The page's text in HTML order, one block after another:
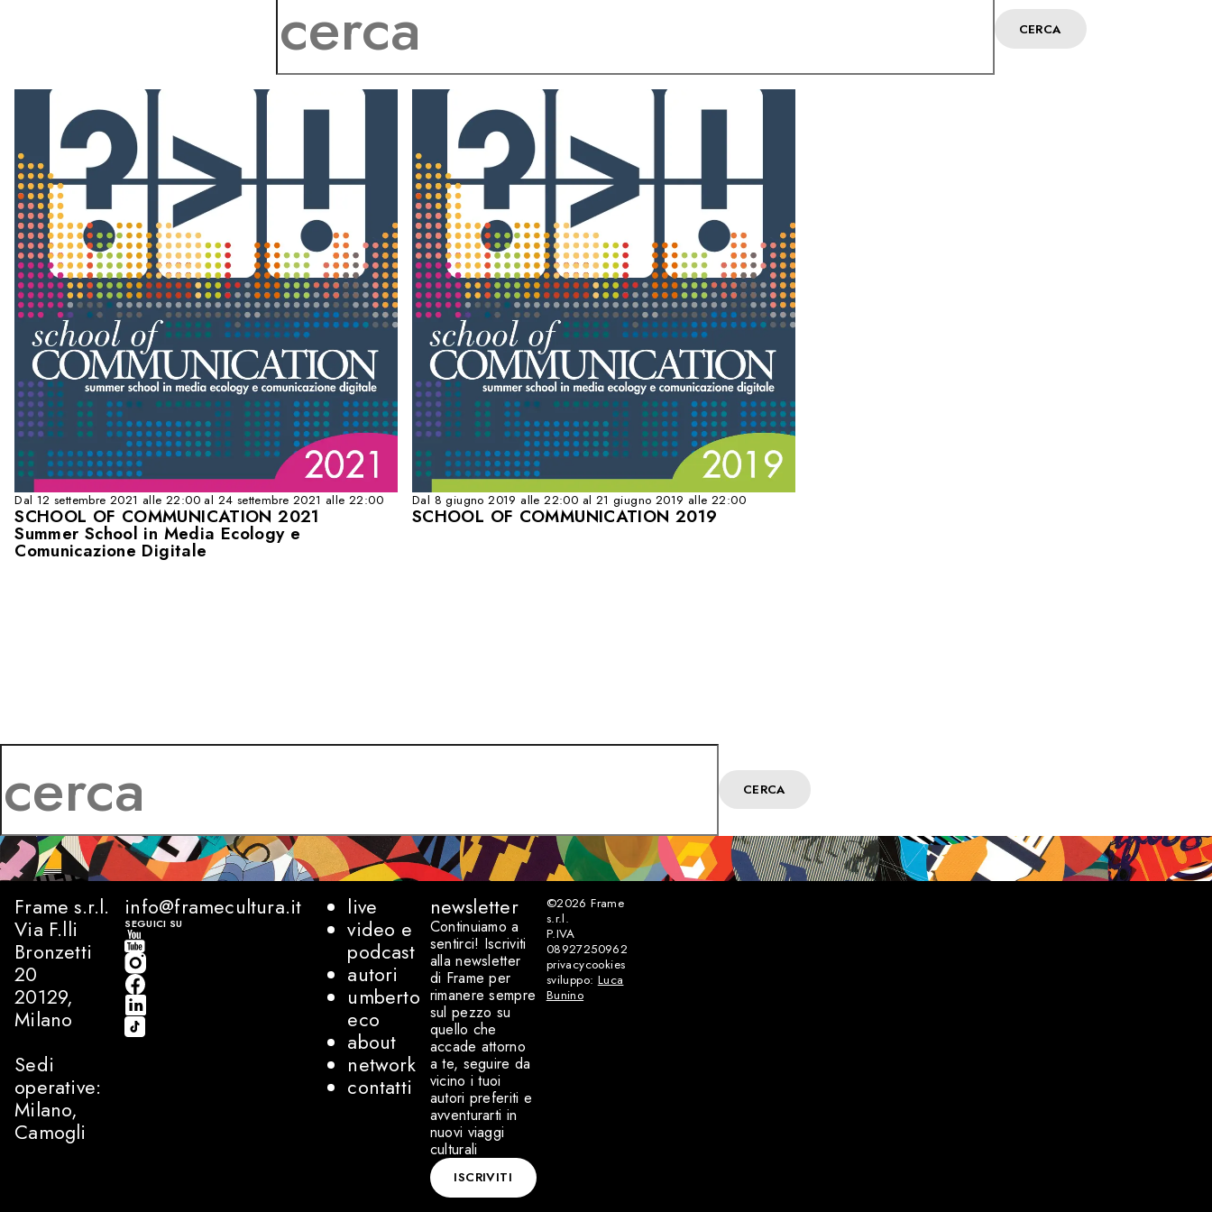
CERCA
Dal 12 settembre 2021 alle 22:00 al 24 settembre 2021 alle 22:00
SCHOOL OF COMMUNICATION 2021
Summer School in Media Ecology e
Comunicazione Digitale
Dal 8 giugno 2019 alle 22:00 al 21 giugno 2019 alle 22:00
SCHOOL OF COMMUNICATION 2019
CERCA
Frame s.r.l.
Via F.lli
Bronzetti
20
20129,
Milano
Sedi
operative:
Milano,
Camogli
info@framecultura.it
SEGUICI SU
live
video e
podcast
autori
umberto
eco
about
network
contatti
newsletter
Continuiamo a
sentirci! Iscriviti
alla newsletter
di Frame per
rimanere sempre
sul pezzo su
quello che
accade attorno
a te, seguire da
vicino i tuoi
autori preferiti e
avventurarti in
nuovi viaggi
culturali
ISCRIVITI
©2026Frame
s.r.l.
P.IVA
08927250962
privacycookies
sviluppo: Luca
Bunino